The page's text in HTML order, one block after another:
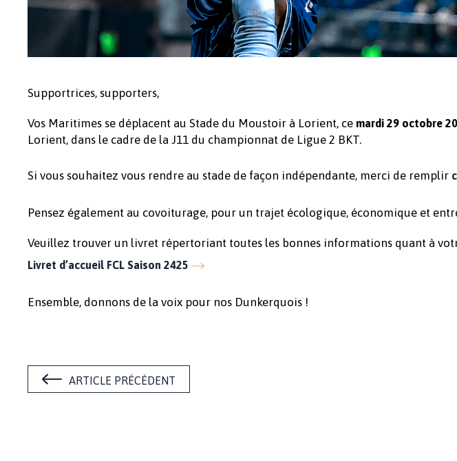
Supportrices, supporters,
Vos Maritimes se déplacent au Stade du Moustoir à Lorient, ce mardi 29 octobre
Lorient, dans le cadre de la J11 du championnat de Ligue 2 BKT.
Si vous souhaitez vous rendre au stade de façon indépendante, merci de remplir
Pensez également au covoiturage, pour un trajet écologique, économique et
Veuillez trouver un livret répertoriant toutes les bonnes informations quant à
Livret d’accueil FCL Saison 2425
Ensemble, donnons de la voix pour nos Dunkerquois !
ARTICLE PRÉCÉDENT